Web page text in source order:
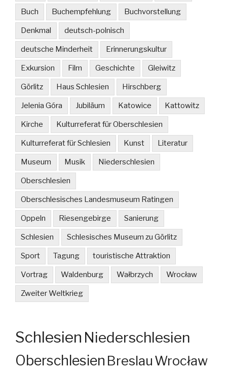
Buch Buchempfehlung Buchvorstellung
Denkmal deutsch-polnisch
deutsche Minderheit Erinnerungskultur
Exkursion Film Geschichte Gleiwitz
Görlitz Haus Schlesien Hirschberg
Jelenia Góra Jubiläum Katowice Kattowitz
Kirche Kulturreferat für Oberschlesien
Kulturreferat für Schlesien Kunst Literatur
Museum Musik Niederschlesien
Oberschlesien
Oberschlesisches Landesmuseum Ratingen
Oppeln Riesengebirge Sanierung
Schlesien Schlesisches Museum zu Görlitz
Sport Tagung touristische Attraktion
Vortrag Waldenburg Wałbrzych Wrocław
Zweiter Weltkrieg
Schlesien Niederschlesien
Oberschlesien Breslau Wrocław